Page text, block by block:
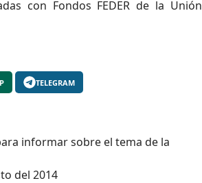
con Fondos FEDER de la Unión
TELEGRAM
informar sobre el tema de la
del 2014